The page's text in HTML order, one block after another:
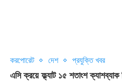
করপোরেট দেশ প্রযুক্তি খবর
এসি ক্রয়ে ফ্ল্যাট ১৫ শতাংশ ক্যাশব্যাক